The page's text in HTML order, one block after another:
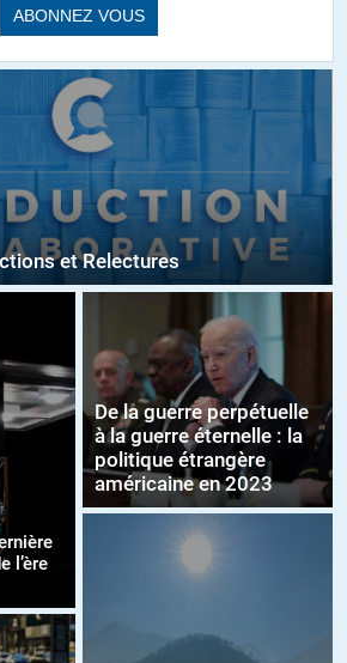
et Relectures
l’ère
De la guerre perpétuelle
à la guerre éternelle : la
politique étrangère
américaine en 2023